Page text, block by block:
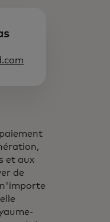
et aux
de